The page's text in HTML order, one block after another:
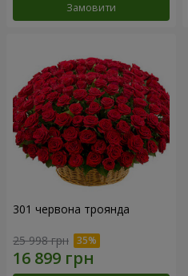
Замовити
301 червона троянда
25 998 грн